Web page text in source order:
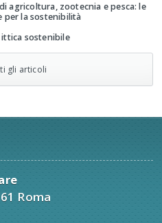
agricoltura, zootecnia e pesca: le
per la sostenibilità
ittica sostenibile
gli articoli
Roma